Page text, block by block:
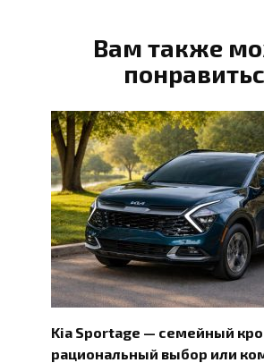
Вам также
Kia Sportage — семейный
рациональный выбор или